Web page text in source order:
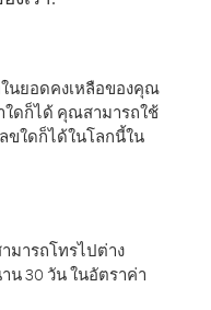
ในยอดคงเหลือของคุณ
ใดก็ได้ คุณสามารถใช้
ขใดก็ได้ในโลกนี้ใน
มารถโทรไปต่าง
น 30 วัน ในอัตราค่า